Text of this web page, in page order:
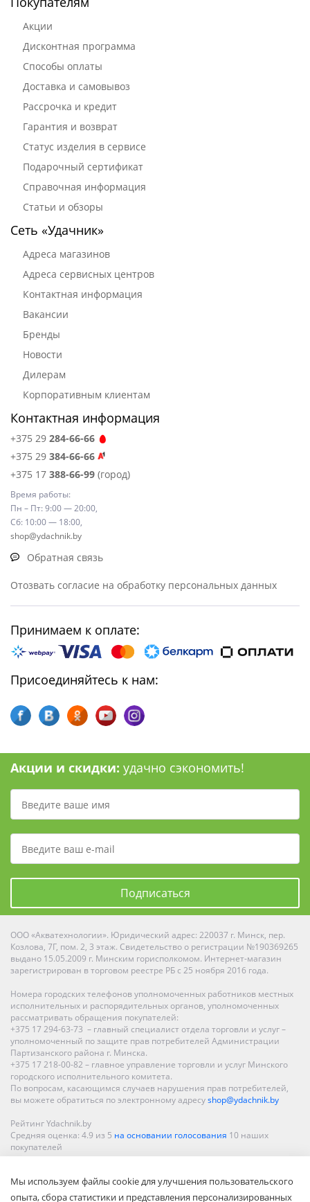
Акции
Дисконтная программа
Способы оплаты
Доставка и самовывоз
Рассрочка и кредит
Гарантия и возврат
Статус изделия в сервисе
Подарочный сертификат
Справочная информация
Статьи и обзоры
Сеть «Удачник»
Адреса магазинов
Адреса сервисных центров
Контактная информация
Вакансии
Бренды
Новости
Дилерам
Корпоративным клиентам
Контактная информация
+375 29 284-66-66
+375 29 384-66-66
+375 17 388-66-99 (город)
Время работы:
Пн – Пт: 9:00 — 20:00,
Сб: 10:00 — 18:00,
shop@ydachnik.by
Обратная связь
Отозвать согласие на обработку персональных данных
Принимаем к оплате:
Присоединяйтесь к нам:
Акции и скидки: удачно сэкономить!
Подписаться
ООО «Акватехнологии». Юридический адрес: 220037 г. Минск, пер.
Козлова, 7Г, пом. 2, 3 этаж. Свидетельство о регистрации №190369265
выдано 15.05.2009 г. Минским горисполкомом. Интернет-магазин
зарегистрирован в торговом реестре РБ с 25 ноября 2016 года.
Номера городских телефонов уполномоченных работников местных
исполнительных и распорядительных органов, уполномоченных
рассматривать обращения покупателей:
+375 17 294-63-73 – главный специалист отдела торговли и услуг –
уполномоченный по защите прав потребителей Администрации
Партизанского района г. Минска.
+375 17 218-00-82 – главное управление торговли и услуг Минского
городского исполнительного комитета.
По вопросам, касающимся случаев нарушения прав потребителей,
вы можете обратиться по электронному адресуshop@ydachnik.by
Рейтинг Ydachnik.by
Средняя оценка: 4.9 из 5 на основании голосования 10 наших
покупателей
Гродно, Могилеве, Бобруйске, Барановичах, Молодечно,
Новополоцке, Пинске, Солигорске. При заказе в интернет-магазине
Мы используем файлы cookie для улучшения пользовательского
опыта, сбора статистики и представления персонализированных